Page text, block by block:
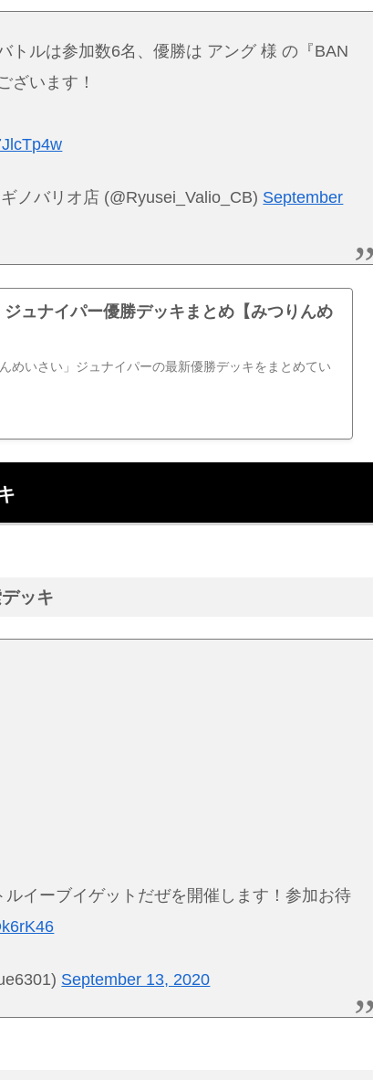
トルは参加数6名、優勝は アング 様 の『BAN
ざいます！
バリオ店 (@Ryusei_Valio_CB) September
ジュナイパー優勝デッキまとめ【みつりんめ
めいさい」ジュナイパーの最新優勝デッキをまとめてい
ッキ
イーブイゲットだぜを開催します！参加お待
September 13, 2020